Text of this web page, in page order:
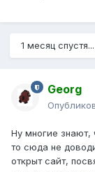
1 месяц спустя...
Georg
Ну многие знают,
то сюда не
открыт сайт,